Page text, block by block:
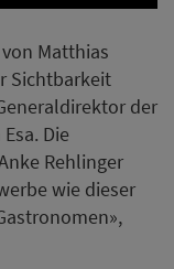
Matthias
Sichtbarkeit
der
Die
Rehlinger
wie dieser